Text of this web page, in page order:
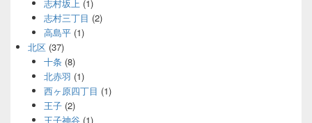
志村坂上(1)
志村三丁目 (2)
高島平(1)
北区 (37)
十条 (8)
北赤羽 (1)
西ヶ原四丁目 (1)
王子(2)
王子神谷(1)